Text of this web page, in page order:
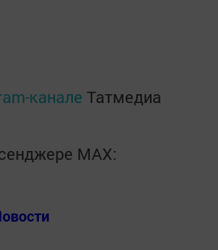
канале Татмедиа
MАХ: